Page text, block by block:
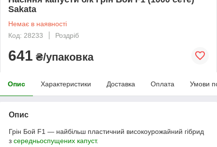
Sakata
Немає в наявності
Код: 28233
Роздріб
641 ₴/упаковка
Опис Характеристики Доставка Оплата Умови
Опис
Грін Бой F1 — найбільш пластичний високоурожайний гібрид
з середньоспущених капуст.